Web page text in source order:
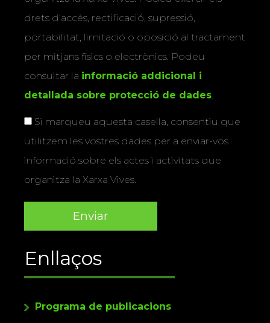
drets d’accés, rectificació, supressió,
portabilitat, limitació o oposició al tractament
per mitjans físics o electrònics. Podeu
consultar la informació addicional i
detallada sobre protecció de dades.
Si marqueu aquesta casella, consentiu que
utilitzem les vostres dades per a enviar-vos
informació sobre els actes i activitats que
organitza la Xarxa Vives.
Enllaços
Programa de publicacions